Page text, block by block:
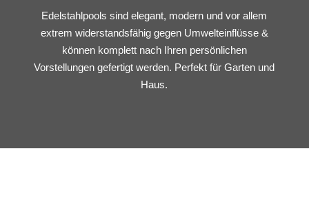
Edelstahlpools sind elegant, modern und vor allem
extrem widerstandsfähig gegen Umwelteinflüsse &
können komplett nach Ihren persönlichen
Vorstellungen gefertigt werden. Perfekt für Garten und
Haus.